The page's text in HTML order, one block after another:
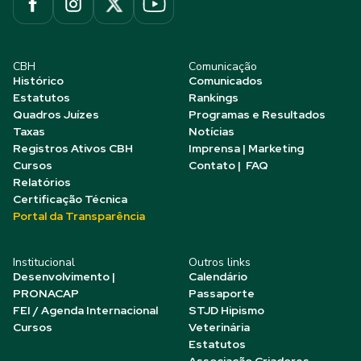
CBH
Histórico
Estatutos
Quadros Juízes
Taxas
Registros Ativos CBH
Cursos
Relatórios
Certificação Técnica
Portal da Transparência
Comunicação
Comunicados
Rankings
Programas e Resultados
Notícias
Imprensa | Marketing
Contato | FAQ
Institucional
Desenvolvimento |
PRONACAP
FEI / Agenda Internacional
Cursos
Outros links
Calendário
Passaporte
STJD Hipismo
Veterinária
Estatutos